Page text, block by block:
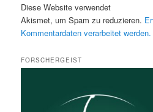
Diese Website verwendet
Akismet, um Spam zu reduzieren.
Kommentardaten verarbeitet werden.
FORSCHERGEIST